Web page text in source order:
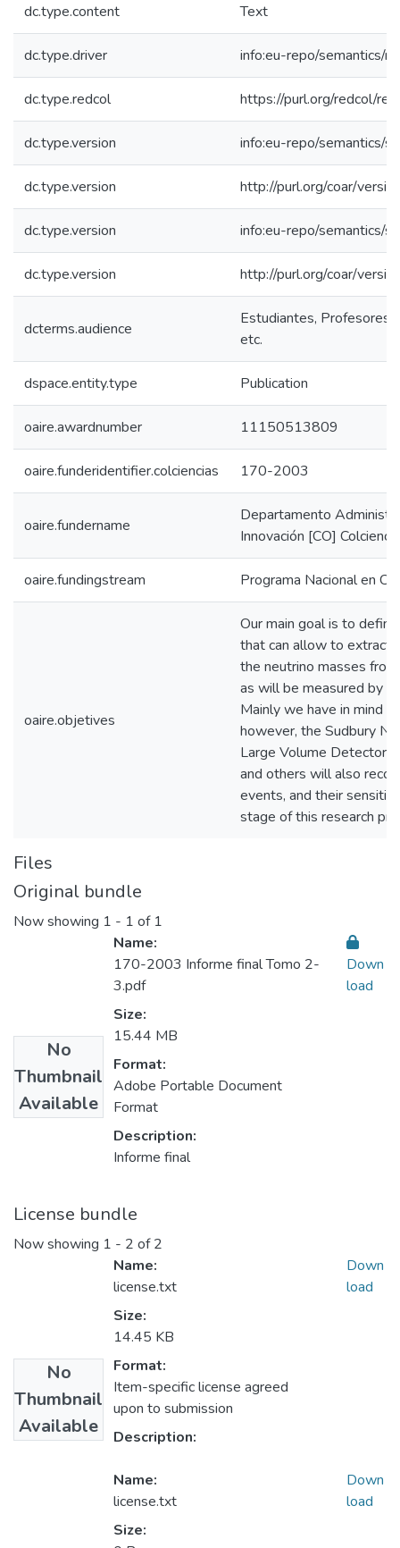
dc.type.content Text
dc.type.driver info:eu-repo/semantics/
dc.type.redcol https://purl.org/redcol/
dc.type.version info:eu-repo/semantics/
dc.type.version http://purl.org/coar/
dc.type.version info:eu-repo/semantics/
dc.type.version http://purl.org/coar/
dcterms.audience
Estudiantes, Profesores,
etc.
dspace.entity.type Publication
oaire.awardnumber 11150513809
oaire.funderidentifier.colciencias 170-2003
oaire.fundername
Departamento
Innovación [CO]
oaire.fundingstream Programa Nacional en
oaire.objetives
Our main goal is to
that can allow to extract
the neutrino masses
as will be measured by
Mainly we have in mind
however, the Sudbury
Large Volume Detector
and others will also
events, and their
stage of this research
Files
Original bundle
Now showing 1 - 1 of 1
No
Thumbnail
Available
Name:
170-2003 Informe final Tomo 2-
3.pdf
Size:
15.44 MB
Format:
Adobe Portable Document
Format
Description:
Informe final
Down
load
License bundle
Now showing 1 - 2 of 2
No
Thumbnail
Available
Name:
license.txt
Size:
14.45 KB
Format:
Item-specific license agreed
upon to submission
Description:
Down
load
Name:
license.txt
Size:
Down
load